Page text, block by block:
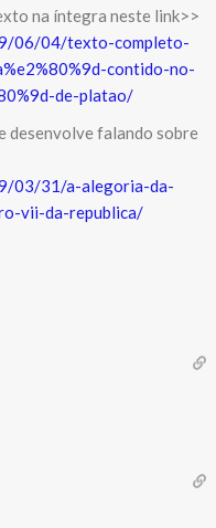
na íntegra neste link>>
06/04/texto-completo-
contido-no-
de-platao/
desenvolve falando sobre
03/31/a-alegoria-da-
vii-da-republica/